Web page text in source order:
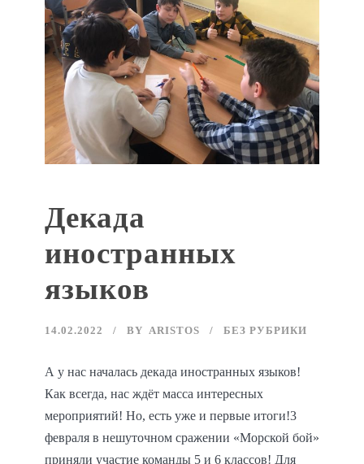
Декада
иностранных
языков
14.02.2022 BY ARISTOS БЕЗ РУБРИКИ
А у нас началась декада иностранных языков!
Как всегда, нас ждёт масса интересных
мероприятий! Но, есть уже и первые итоги!3
февраля в нешуточном сражении «Морской бой»
приняли участие команды 5 и 6 классов! Для